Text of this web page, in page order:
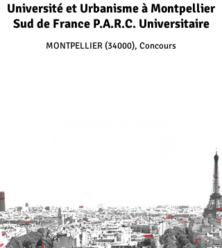
Université et Urbanisme à Montpellier
Sud de France P.A.R.C. Universitaire
MONTPELLIER (34000), Concours